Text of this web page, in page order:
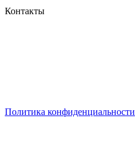
Контакты
Политика конфиденциальности